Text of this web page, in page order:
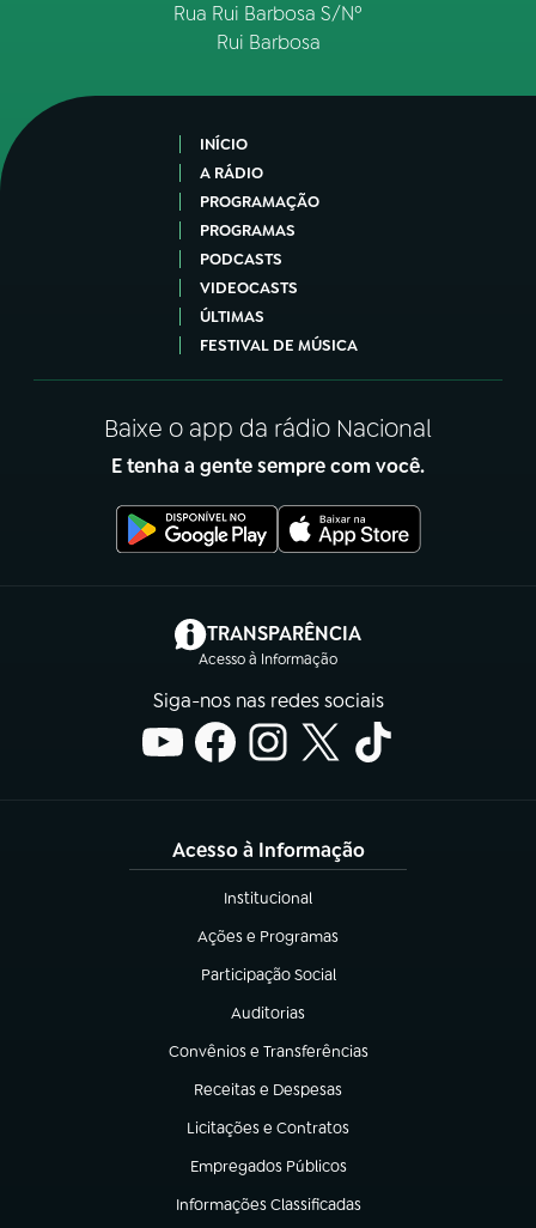
Rua Rui Barbosa S/Nº
Rui Barbosa
INÍCIO
A RÁDIO
PROGRAMAÇÃO
PROGRAMAS
PODCASTS
VIDEOCASTS
ÚLTIMAS
FESTIVAL DE MÚSICA
Baixe o app da rádio Nacional
E tenha a gente sempre com você.
TRANSPARÊNCIA
Acesso à Informação
(abre em nova aba)
Siga-nos nas redes sociais
Acesso à Informação
Institucional
(abre em nova aba)
Ações e Programas
(abre em nova aba)
Participação Social
(abre em nova aba)
Auditorias
(abre em nova aba)
Convênios e Transferências
(abre em nova aba)
Receitas e Despesas
(abre em nova aba)
Licitações e Contratos
(abre em nova aba)
Empregados Públicos
(abre em nova aba)
Informações Classificadas
(abre em nova aba)